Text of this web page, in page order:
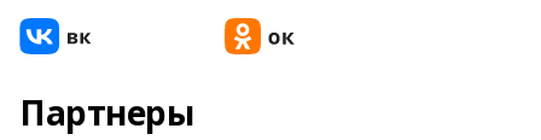
Партнеры